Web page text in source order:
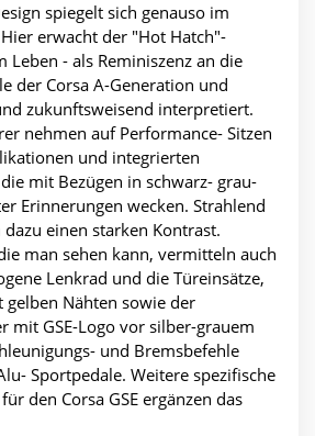
spiegelt sich genauso im
erwacht der "Hot Hatch"-
Leben - als Reminiszenz an die
der Corsa A-Generation und
zukunftsweisend interpretiert.
nehmen auf Performance- Sitzen
und integrierten
mit Bezügen in schwarz- grau-
Erinnerungen wecken. Strahlend
einen starken Kontrast.
man sehen kann, vermitteln auch
Lenkrad und die Türeinsätze,
Nähten sowie der
mit GSE-Logo vor silber-grauem
und Bremsbefehle
Sportpedale. Weitere spezifische
den Corsa GSE ergänzen das